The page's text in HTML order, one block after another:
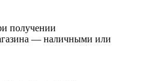
получении
— наличными или